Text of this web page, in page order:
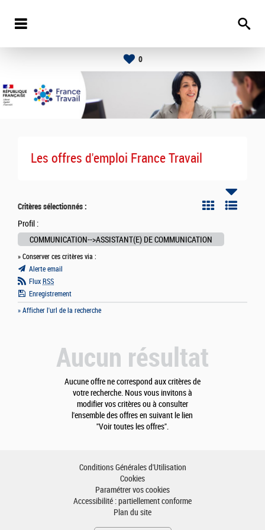
0
Les offres d'emploi France Travail
Critères sélectionnés :
Profil :
COMMUNICATION-->ASSISTANT(E) DE COMMUNICATION
» Conserver ces critères via :
Alerte email
Flux RSS
Enregistrement
» Afficher l'url de la recherche
Aucun résultat
Aucune offre ne correspond aux critères de
votre recherche. Nous vous invitons à
modifier vos critères ou à consulter
l'ensemble des offres en suivant le lien
"Voir toutes les offres".
Conditions Générales d'Utilisation
Cookies
Paramétrer vos cookies
Accessibilité : partiellement conforme
Plan du site